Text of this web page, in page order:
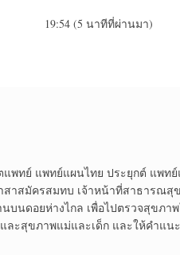
19:54 (5 นาทีที่ผ่านมา)
พทย์​ แพทย์​แผน​ไทย​ ประยุกต์​ แพท
าสมัครสมทบ เจ้าหน้าที่สาธารณ
บนดอยห่างไกล เพื่อไปตรวจสุขภ
ละสุขภาพแม่และเด็ก และให้คำแ